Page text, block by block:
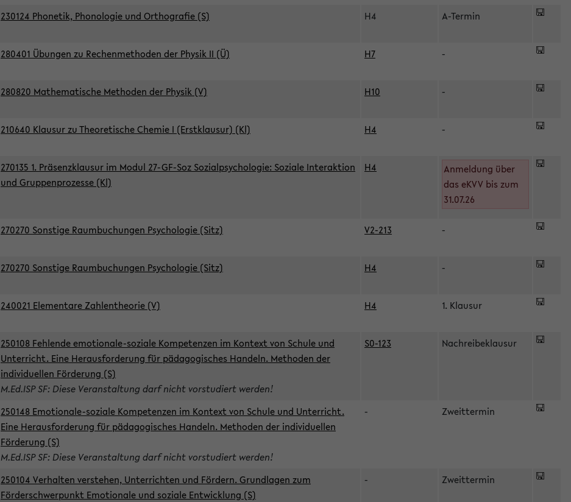
230124 Phonetik, Phonologie und Orthografie (S) H4 A-Termin
280401 Übungen zu Rechenmethoden der Physik II (Ü) H7 -
280820 Mathematische Methoden der Physik (V) H10 -
210640 Klausur zu Theoretische Chemie I (Erstklausur) (Kl) H4 -
270135 1. Präsenzklausur im Modul 27-GF-Soz Sozialpsychologie: Soziale Interaktion
und Gruppenprozesse (Kl)
H4
Anmeldung über
das eKVV bis zum
31.07.26
270270 Sonstige Raumbuchungen Psychologie (Sitz) V2-213 -
270270 Sonstige Raumbuchungen Psychologie (Sitz) H4 -
240021 Elementare Zahlentheorie (V) H4 1. Klausur
250108 Fehlende emotionale-soziale Kompetenzen im Kontext von Schule und
Unterricht. Eine Herausforderung für pädagogisches Handeln. Methoden der
individuellen Förderung (S)
M.Ed.ISP SF: Diese Veranstaltung darf nicht vorstudiert werden!
S0-123 Nachreibeklausur
250148 Emotionale-soziale Kompetenzen im Kontext von Schule und Unterricht.
Eine Herausforderung für pädagogisches Handeln. Methoden der individuellen
Förderung (S)
M.Ed.ISP SF: Diese Veranstaltung darf nicht vorstudiert werden!
- Zweittermin
250104 Verhalten verstehen, Unterrichten und Fördern. Grundlagen zum
Förderschwerpunkt Emotionale und soziale Entwicklung (S)
- Zweittermin